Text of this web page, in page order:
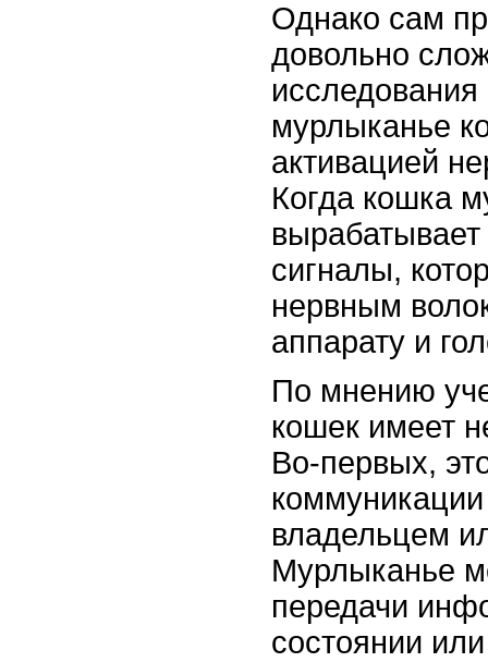
Однако сам
довольно
мурлыканье
активацией
Когда кошка
сигналы,
нервным
аппарату и
По мнению
кошек имеет
Во-первых,
владельцем
Мурлыканье
передачи
состоянии